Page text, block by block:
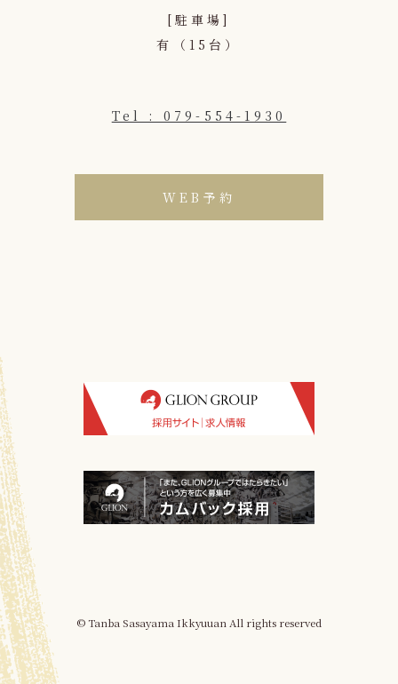
[駐車場]
有（15台）
Tel : 079-554-1930
WEB予約
© Tanba Sasayama Ikkyuuan All rights reserved